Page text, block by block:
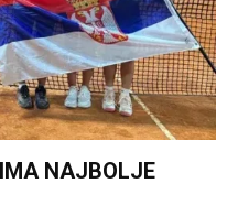
NAJBOLJE